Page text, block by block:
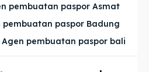
pembuatan paspor Asmat
pembuatan paspor Badung
Agen pembuatan paspor bali